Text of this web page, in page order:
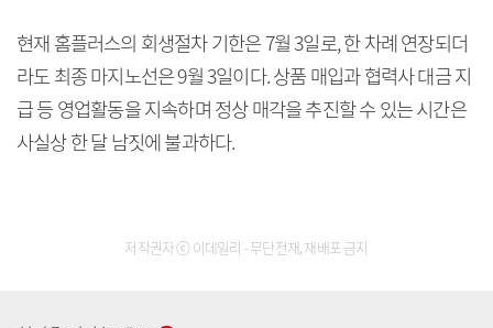
현재 홈플러스의 회생절차 기한은 7월 3일로, 한 차례 연장되더
라도 최종 마지노선은 9월 3일이다. 상품 매입과 협력사 대금 지
급 등 영업활동을 지속하며 정상 매각을 추진할 수 있는 시간은
사실상 한 달 남짓에 불과하다.
저작권자 ⓒ 이데일리 - 무단전재, 재배포 금지